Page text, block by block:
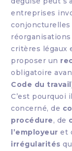
entreprises
conjoncturelles
critères légaux
proposer un
obligatoire
Code du travail
C’est pourquoi
concerné, de
procédure, de
l’employeur et
irrégularités